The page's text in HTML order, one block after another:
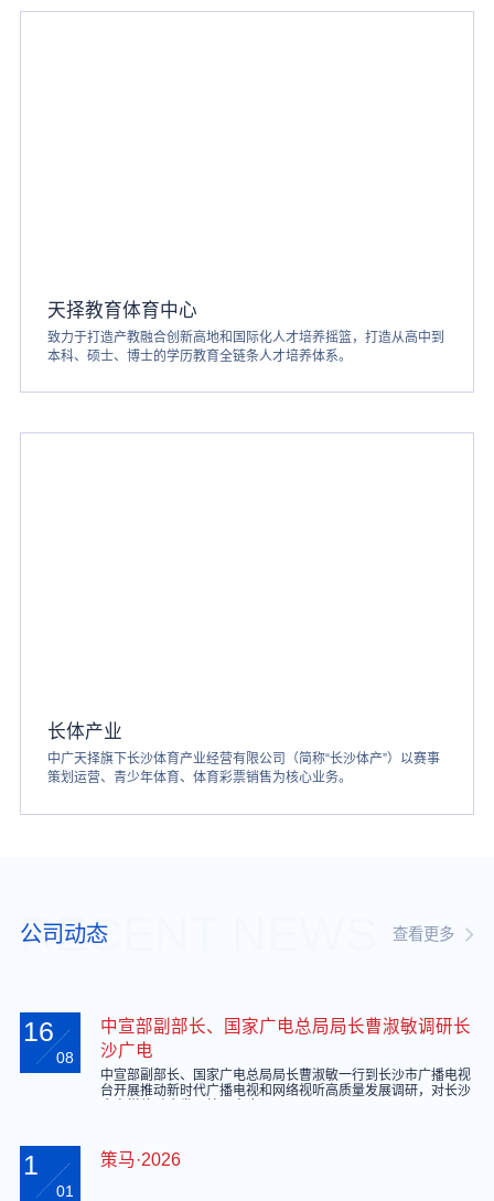
天择教育体育中心
致力于打造产教融合创新高地和国际化人才培养摇篮，打造从高中到
本科、硕士、博士的学历教育全链条人才培养体系。
长体产业
中广天择旗下长沙体育产业经营有限公司（简称“长沙体产”）以赛事
策划运营、青少年体育、体育彩票销售为核心业务。
RECENT NEWS
公司动态 查看更多
16
08
中宣部副部长、国家广电总局局长曹淑敏调研长
沙广电
中宣部副部长、国家广电总局局长曹淑敏一行到长沙市广播电视
台开展推动新时代广播电视和网络视听高质量发展调研，对长沙
1
01
策马·2026